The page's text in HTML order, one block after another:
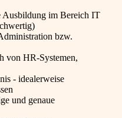
Ausbildung im Bereich IT
bzw.
von HR-Systemen,
- idealerweise
und genaue